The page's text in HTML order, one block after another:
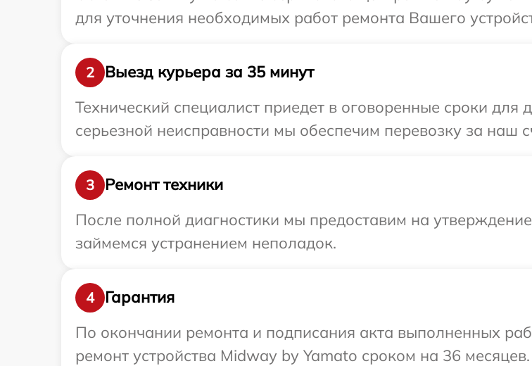
для уточнения необходимых работ ремонта Вашего
2
Выезд курьера за 35 минут
Технический специалист приедет в оговоренные сроки
серьезной неисправности мы обеспечим перевозку за наш
3
Ремонт техники
После полной диагностики мы предоставим на
займемся устранением неполадок.
4
Гарантия
По окончании ремонта и подписания акта выполненных
ремонт устройства Midway by Yamato сроком на 36 месяцев.